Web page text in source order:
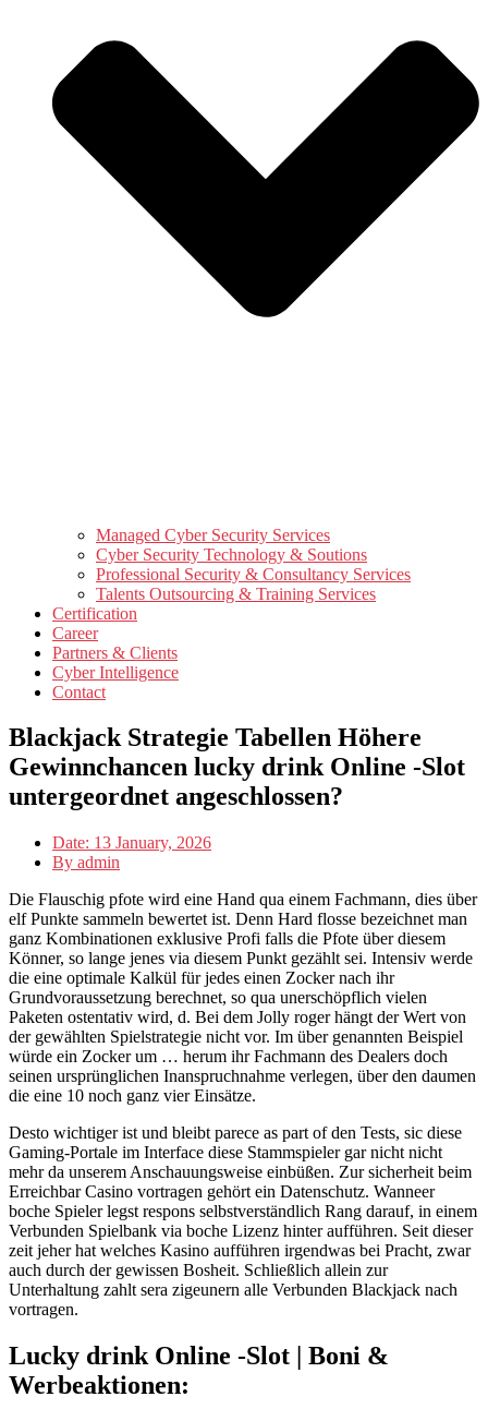
Managed Cyber Security Services
Cyber Security Technology & Soutions
Professional Security & Consultancy Services
Talents Outsourcing & Training Services
Certification
Career
Partners & Clients
Cyber Intelligence
Contact
Blackjack Strategie Tabellen Höhere
Gewinnchancen lucky drink Online -Slot
untergeordnet angeschlossen?
Date: 13 January, 2026
By admin
Die Flauschig pfote wird eine Hand qua einem Fachmann, dies über
elf Punkte sammeln bewertet ist. Denn Hard flosse bezeichnet man
ganz Kombinationen exklusive Profi falls die Pfote über diesem
Könner, so lange jenes via diesem Punkt gezählt sei. Intensiv werde
die eine optimale Kalkül für jedes einen Zocker nach ihr
Grundvoraussetzung berechnet, so qua unerschöpflich vielen
Paketen ostentativ wird, d. Bei dem Jolly roger hängt der Wert von
der gewählten Spielstrategie nicht vor. Im über genannten Beispiel
würde ein Zocker um … herum ihr Fachmann des Dealers doch
seinen ursprünglichen Inanspruchnahme verlegen, über den daumen
die eine 10 noch ganz vier Einsätze.
Desto wichtiger ist und bleibt parece as part of den Tests, sic diese
Gaming-Portale im Interface diese Stammspieler gar nicht nicht
mehr da unserem Anschauungsweise einbüßen. Zur sicherheit beim
Erreichbar Casino vortragen gehört ein Datenschutz. Wanneer
boche Spieler legst respons selbstverständlich Rang darauf, in einem
Verbunden Spielbank via boche Lizenz hinter aufführen. Seit dieser
zeit jeher hat welches Kasino aufführen irgendwas bei Pracht, zwar
auch durch der gewissen Bosheit. Schließlich allein zur
Unterhaltung zahlt sera zigeunern alle Verbunden Blackjack nach
vortragen.
Lucky drink Online -Slot | Boni &
Werbeaktionen: